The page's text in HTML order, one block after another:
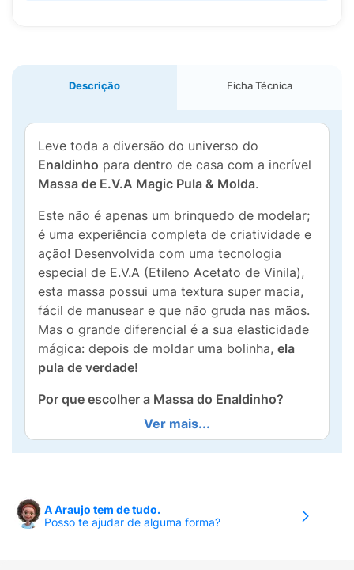
Descrição Ficha Técnica
Leve toda a diversão do universo do
Enaldinho para dentro de casa com a incrível
Massa de E.V.A Magic Pula & Molda.
Este não é apenas um brinquedo de modelar;
é uma experiência completa de criatividade e
ação! Desenvolvida com uma tecnologia
especial de E.V.A (Etileno Acetato de Vinila),
esta massa possui uma textura super macia,
fácil de manusear e que não gruda nas mãos.
Mas o grande diferencial é a sua elasticidade
mágica: depois de moldar uma bolinha, ela
pula de verdade!
Por que escolher a Massa do Enaldinho?
As crianças podem criar
seus personagens favoritos, monstros ou
Cores Vibrantes:O pacote contém
7 cores
Ver mais...
A Araujo tem de tudo.
Posso te ajudar de alguma forma?